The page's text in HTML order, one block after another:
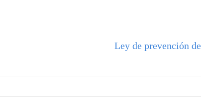
Ley de prevención